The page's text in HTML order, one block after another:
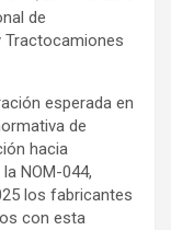
de
Tractocamiones
esperada en
de
hacia
NOM-044,
los fabricantes
con esta